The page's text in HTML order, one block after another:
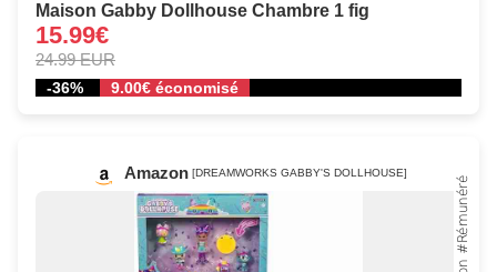
Maison Gabby Dollhouse Chambre 1 fig
15.99€
24.99 EUR
-36% 9.00€ économisé
Amazon [DREAMWORKS GABBY'S DOLLHOUSE]